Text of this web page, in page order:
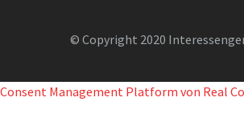
© Copyright 2020
Consent Management Platform von Real